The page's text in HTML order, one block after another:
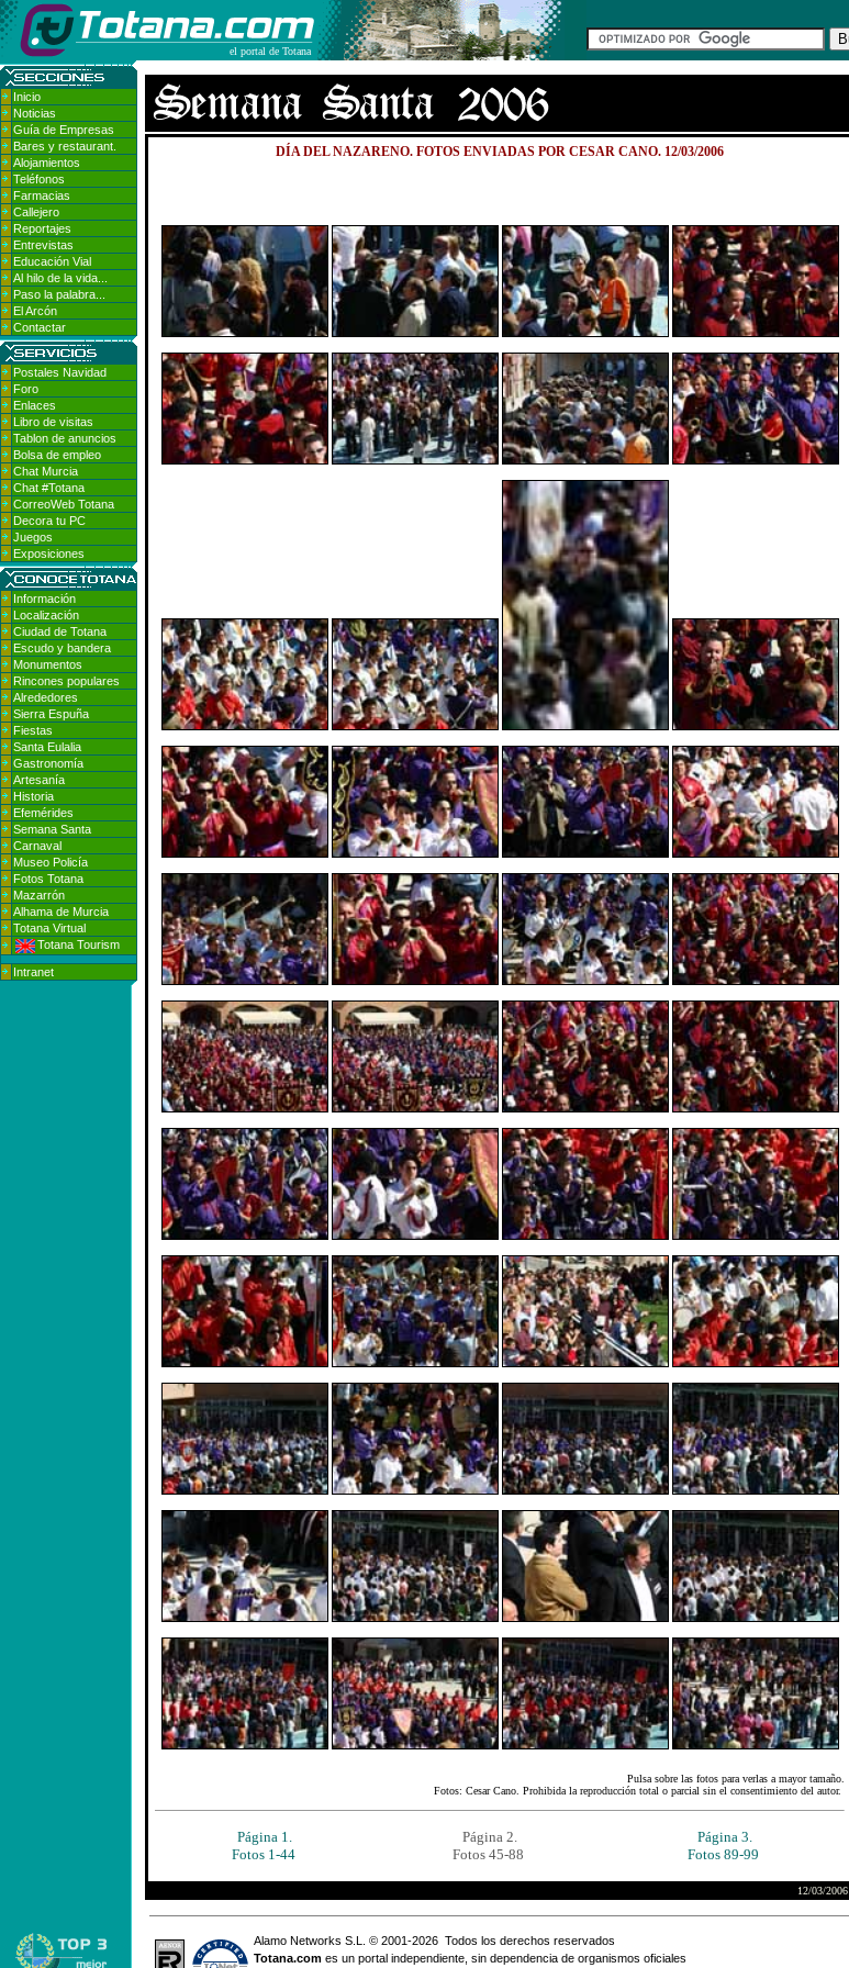
el portal de Totana
Inicio
Noticias
Guía de Empresas
Bares y restaurant.
Alojamientos
Teléfonos
Farmacias
Callejero
Reportajes
Entrevistas
Educación Vial
Al hilo de la vida...
Paso la palabra...
El Arcón
Contactar
Postales Navidad
Foro
Enlaces
Libro de visitas
Tablon de anuncios
Bolsa de empleo
Chat Murcia
Chat #Totana
CorreoWeb Totana
Decora tu PC
Juegos
Exposiciones
Información
Localización
Ciudad de Totana
Escudo y bandera
Monumentos
Rincones populares
Alrededores
Sierra Espuña
Fiestas
Santa Eulalia
Gastronomía
Artesanía
Historia
Efemérides
Semana Santa
Carnaval
Museo Policía
Fotos Totana
Mazarrón
Alhama de Murcia
Totana Virtual
Totana Tourism
Intranet
DÍA DEL NAZARENO. FOTOS ENVIADAS POR CESAR CANO. 12/03/2006
Pulsa sobre las fotos para verlas a mayor tamaño.
Fotos: Cesar Cano. Prohibida la reproducción total o parcial sin el consentimiento del autor.
Página 1.
Fotos 1-44
Página 2.
Fotos 45-88
Página 3.
Fotos 89-99
12/03/2006
Alamo Networks S.L. © 2001-2026 Todos los derechos reservados
Totana.com es un portal independiente, sin dependencia de organismos oficiales